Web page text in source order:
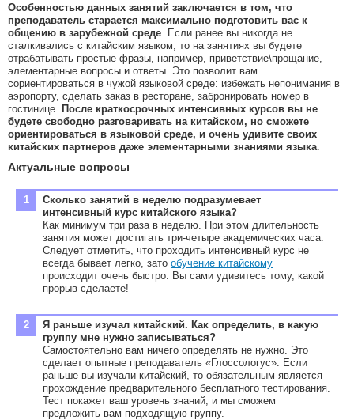
Особенностью данных занятий заключается в том, что
преподаватель старается максимально подготовить вас к
общению в зарубежной среде . Если ранее вы никогда не
сталкивались с китайским языком, то на занятиях вы будете
отрабатывать простые фразы, например, приветствие\прощание,
элементарные вопросы и ответы. Это позволит вам
сориентироваться в чужой языковой среде: избежать непонимания в
аэропорту, сделать заказ в ресторане, забронировать номер в
гостинице. После краткосрочных интенсивных курсов вы не
будете свободно разговаривать на китайском, но сможете
ориентироваться в языковой среде, и очень удивите своих
китайских партнеров даже элементарными знаниями языка
Актуальные вопросы
Сколько занятий в неделю подразумевает
интенсивный курс китайского языка?
Как минимум три раза в неделю. При этом длительность
занятия может достигать три-четыре академических часа.
Следует отметить, что проходить интенсивный курс не
всегда бывает легко, зато обучение китайскому
происходит очень быстро. Вы сами удивитесь тому, какой
прорыв сделаете!
Я раньше изучал китайский. Как определить, в какую
группу мне нужно записываться?
Самостоятельно вам ничего определять не нужно. Это
сделает опытные преподаватель «Глоссологус». Если
раньше вы изучали китайский, то обязательным является
прохождение предварительного бесплатного тестирования.
Тест покажет ваш уровень знаний, и мы сможем
предложить вам подходящую группу.